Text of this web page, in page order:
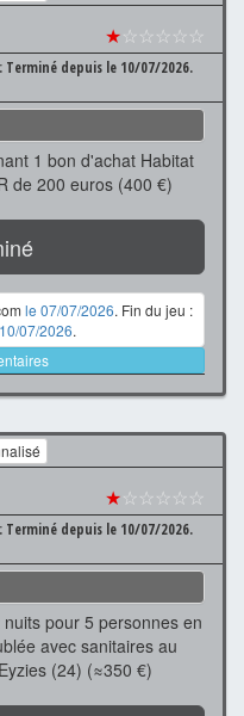
★☆☆☆☆☆
Terminé depuis le 10/07/2026.
1 bon d'achat Habitat
de 200 euros (400 €)
le 07/07/2026. Fin du jeu :
10/07/2026.
★☆☆☆☆☆
Terminé depuis le 10/07/2026.
pour 5 personnes en
avec sanitaires au
(24) (≈350 €)